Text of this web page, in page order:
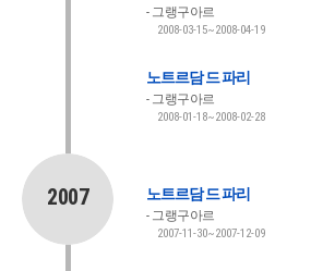
그랭구아르
2008-03-15~2008-04-19
노트르담 드 파리
그랭구아르
2008-01-18~2008-02-28
2007 노트르담 드 파리
그랭구아르
2007-11-30~2007-12-09